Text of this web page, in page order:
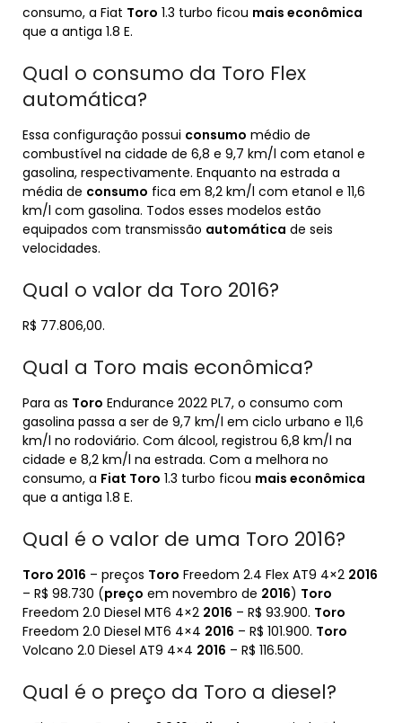
consumo, a Fiat Toro 1.3 turbo ficou mais econômica
que a antiga 1.8 E.
Qual o consumo da Toro Flex
automática?
Essa configuração possui consumo médio de
combustível na cidade de 6,8 e 9,7 km/l com etanol e
gasolina, respectivamente. Enquanto na estrada a
média de consumo fica em 8,2 km/l com etanol e 11,6
km/l com gasolina. Todos esses modelos estão
equipados com transmissão automática de seis
velocidades.
Qual o valor da Toro 2016?
R$ 77.806,00.
Qual a Toro mais econômica?
Para as Toro Endurance 2022 PL7, o consumo com
gasolina passa a ser de 9,7 km/l em ciclo urbano e 11,6
km/l no rodoviário. Com álcool, registrou 6,8 km/l na
cidade e 8,2 km/l na estrada. Com a melhora no
consumo, a Fiat Toro 1.3 turbo ficou mais econômica
que a antiga 1.8 E.
Qual é o valor de uma Toro 2016?
Toro 2016 – preços Toro Freedom 2.4 Flex AT9 4×2 2016
– R$ 98.730 (preço em novembro de 2016) Toro
Freedom 2.0 Diesel MT6 4×2 2016 – R$ 93.900. Toro
Freedom 2.0 Diesel MT6 4×4 2016 – R$ 101.900. Toro
Volcano 2.0 Diesel AT9 4×4 2016 – R$ 116.500.
Qual é o preço da Toro a diesel?